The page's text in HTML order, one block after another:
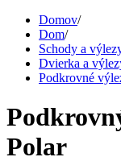
Domov/
Dom/
Schody a
Dvierka a
Podkrovné
Polar